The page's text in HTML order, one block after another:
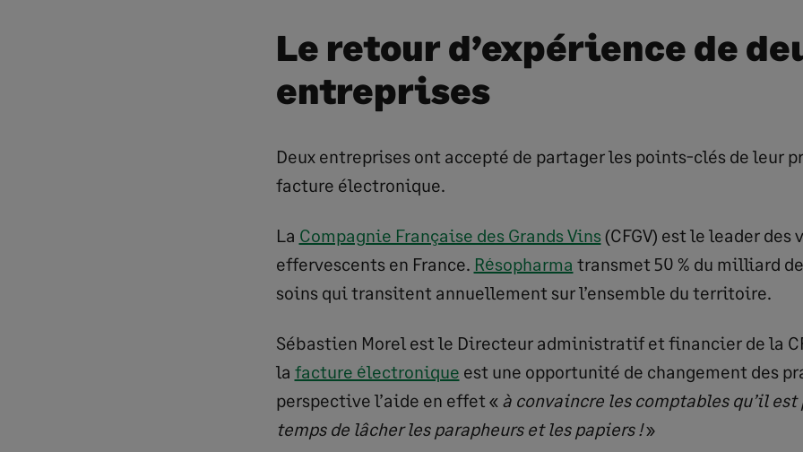
Le retour d’expérience de
entreprises
Deux entreprises ont accepté de partager les points-clés de leur
facture électronique.
La Compagnie Française des Grands Vins(CFGV) est le leader des
effervescents en France. Résopharma transmet 50 % du milliard
soins qui transitent annuellement sur l’ensemble du territoire.
Sébastien Morel est le Directeur administratif et financier de la
la facture électronique est une opportunité de changement des
perspective l’aide en effet « à convaincre les comptables qu’il
temps de lâcher les parapheurs et les papiers !»